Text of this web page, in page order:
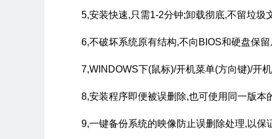
5,安装快速,只需1-2分钟;卸载彻底,不留垃圾
6,不破坏系统原有结构,不向BIOS和硬盘保
7,WINDOWS下(鼠标)/开机菜单(方向键)/开
8,安装程序即便被误删除,也可使用同一版本
9,一键备份系统的映像防止误删除处理,以保